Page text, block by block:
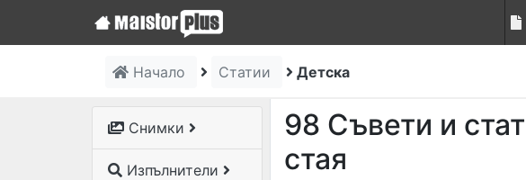
Начало Статии Детска
Снимки
Изпълнители
98 Съвети и
стая